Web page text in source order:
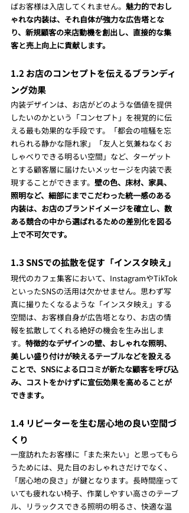
ばお客様は入店してくれません。 魅力的でおし
ゃれな内装は、それ自体が強力な広告塔とな
り、新規顧客の来店動機を創出し、直接的な集
客と売上向上に貢献します。
1.2 お店のコンセプトを伝えるブランディ
ング効果
内装デザインは、お店がどのような価値を提供
したいのかという「コンセプト」を視覚的に伝
える最も効果的な手段です。「都会の喧騒を忘
れられる静かな隠れ家」「友人と気兼ねなくお
しゃべりできる明るい空間」など、ターゲット
とする顧客層に届けたいメッセージを内装で表
現することができます。 壁の色、床材、家具、
照明など、細部にまでこだわった統一感のある
内装は、お店のブランドイメージを確立し、数
ある競合の中から選ばれるための差別化を図る
上で不可欠です。
1.3 SNSでの拡散を促す「インスタ映え」
現代のカフェ集客において、InstagramやTikTok
といったSNSの活用は欠かせません。思わず写
真に撮りたくなるような「インスタ映え」する
空間は、お客様自身が広告塔となり、お店の情
報を拡散してくれる絶好の機会を生み出しま
す。 特徴的なデザインの壁、おしゃれな照明、
美しい盛り付けが映えるテーブルなどを設える
ことで、SNSによる口コミが新たな顧客を呼び込
み、コストをかけずに宣伝効果を高めることが
できます。
1.4 リピーターを生む居心地の良い空間づ
くり
一度訪れたお客様に「また来たい」と思ってもら
うためには、見た目のおしゃれさだけでなく、
「居心地の良さ」が鍵となります。長時間座って
いても疲れない椅子、作業しやすい高さのテーブ
ル、リラックスできる照明の明るさ、快適な温